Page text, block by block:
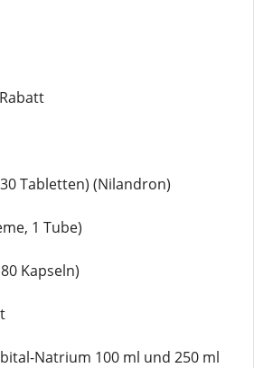
Tabletten) (Nilandron)
1 Tube)
Kapseln)
Natrium 100 ml und 250 ml